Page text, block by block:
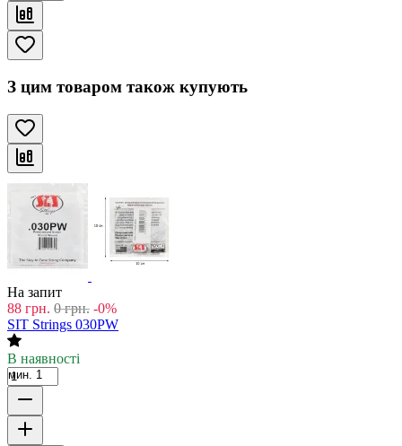
З цим товаром також купують
На запит
88 грн. 0 грн. -0%
SIT Strings 030PW
В наявності
мин. 1